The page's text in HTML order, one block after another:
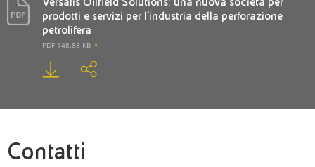
prodotti e servizi per l’industria della perforazione
petrolifera
PDF 148.88 KB
Contatti